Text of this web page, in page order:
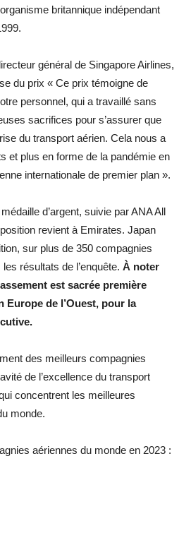
britannique indépendant
général de Singapore Airlines,
du prix « Ce prix témoigne de
personnel, qui a travaillé sans
sacrifices pour s’assurer que
du transport aérien. Cela nous a
et plus en forme de la pandémie en
internationale de premier plan ».
d’argent, suivie par ANA All
revient à Emirates. Japan
sur plus de 350 compagnies
résultats de l’enquête. À noter
est sacrée première
Europe de l’Ouest, pour la
des meilleurs compagnies
de l’excellence du transport
concentrent les meilleures
monde.
aériennes du monde en 2023 :